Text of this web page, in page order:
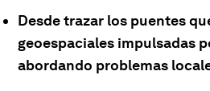
Desde trazar los puentes
geoespaciales impulsadas
abordando problemas